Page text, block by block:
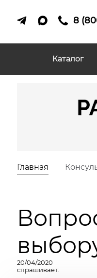
8
Каталог
Главная
20/04/2020
спрашивает: